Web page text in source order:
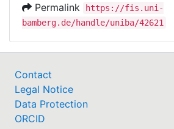
Permalink
https://fis.uni-
bamberg.de/handle/uniba/42621
Contact
Legal Notice
Data Protection
ORCID